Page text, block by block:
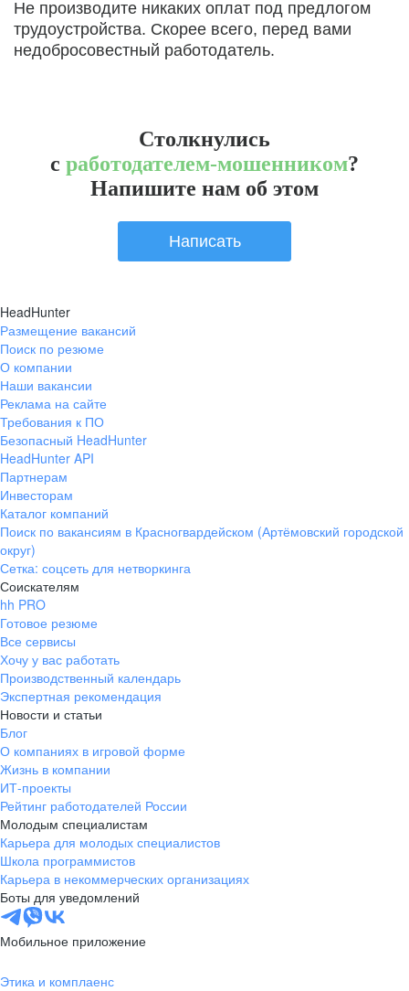
Не производите никаких оплат под предлогом
трудоустройства. Скорее всего, перед вами
недобросовестный работодатель.
Столкнулись
с работодателем-мошенником?
Напишите нам об этом
Написать
HeadHunter
Размещение вакансий
Поиск по резюме
О компании
Наши вакансии
Реклама на сайте
Требования к ПО
Безопасный HeadHunter
HeadHunter API
Партнерам
Инвесторам
Каталог компаний
Поиск по вакансиям в Красногвардейском (Артёмовский городской
округ)
Сетка: соцсеть для нетворкинга
Соискателям
hh PRO
Готовое резюме
Все сервисы
Хочу у вас работать
Производственный календарь
Экспертная рекомендация
Новости и статьи
Блог
О компаниях в игровой форме
Жизнь в компании
ИТ-проекты
Рейтинг работодателей России
Молодым специалистам
Карьера для молодых специалистов
Школа программистов
Карьера в некоммерческих организациях
Боты для уведомлений
Мобильное приложение
Этика и комплаенс